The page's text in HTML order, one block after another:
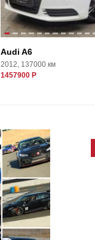
Audi A6
2012, 137000 км
1457900 Р